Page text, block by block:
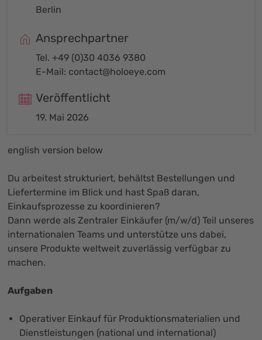
Berlin
Ansprechpartner
Tel. +49 (0)30 4036 9380
E-Mail: contact@holoeye.com
Veröffentlicht
19. Mai 2026
english version below
Du arbeitest strukturiert, behältst Bestellungen und
Liefertermine im Blick und hast Spaß daran,
Einkaufsprozesse zu koordinieren?
Dann werde als Zentraler Einkäufer (m/w/d) Teil unseres
internationalen Teams und unterstütze uns dabei,
unsere Produkte weltweit zuverlässig verfügbar zu
machen.
Aufgaben
Operativer Einkauf für Produktionsmaterialien und
Dienstleistungen (national und international)